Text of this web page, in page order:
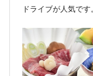
ドライブが人気です